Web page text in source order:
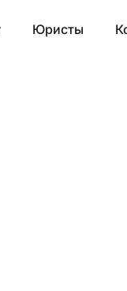
Юристы